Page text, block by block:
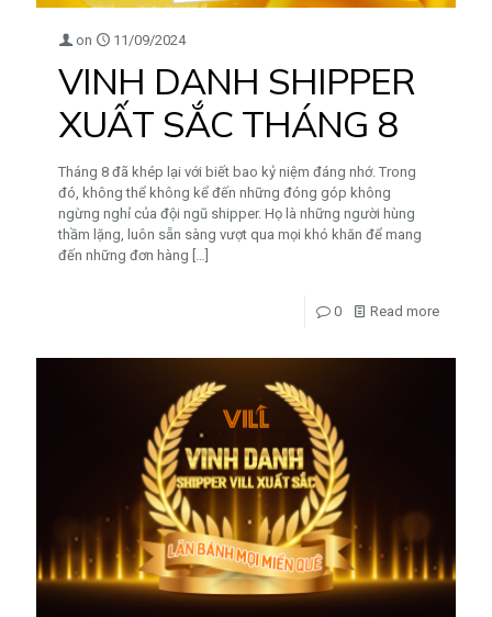
on 11/09/2024
VINH DANH SHIPPER
XUẤT SẮC THÁNG 8
Tháng 8 đã khép lại với biết bao kỷ niệm đáng nhớ. Trong
đó, không thể không kể đến những đóng góp không
ngừng nghỉ của đội ngũ shipper. Họ là những người hùng
thầm lặng, luôn sẵn sàng vượt qua mọi khó khăn để mang
đến những đơn hàng […]
0 Read more